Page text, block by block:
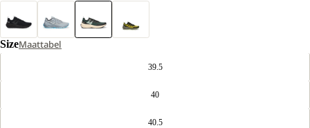
SizeMaattabel
39.5
40
40.5